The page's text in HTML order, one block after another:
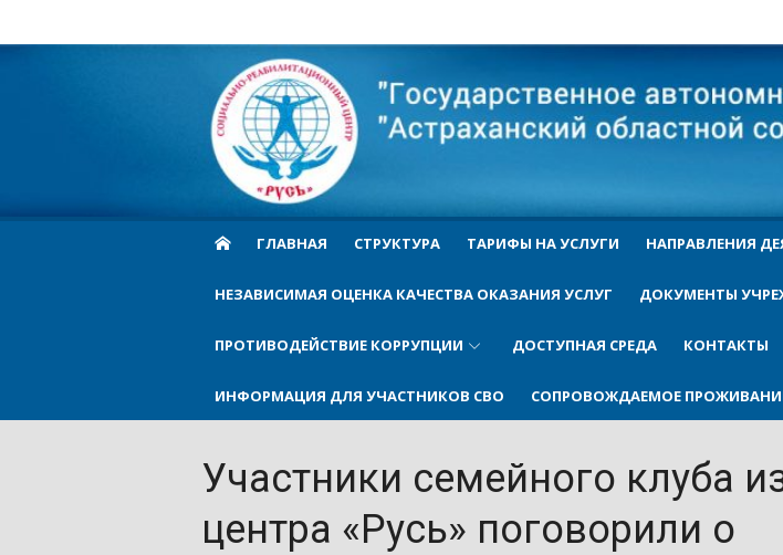
content
Cоциально-
реабилитационный
центр Русь
ГЛАВНАЯ СТРУКТУРА ТАРИФЫ НА УСЛУГИ НАПРАВЛЕНИЯ
НЕЗАВИСИМАЯ ОЦЕНКА КАЧЕСТВА ОКАЗАНИЯ УСЛУГ ДОКУМЕНТЫ
ПРОТИВОДЕЙСТВИЕ КОРРУПЦИИ ДОСТУПНАЯ СРЕДА КОНТАКТЫ
ИНФОРМАЦИЯ ДЛЯ УЧАСТНИКОВ СВО СОПРОВОЖДАЕМОЕ
Участники семейного клуба
центра «Русь» поговорили о